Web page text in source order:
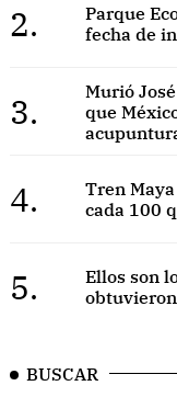
2.
Parque
fecha de
3.
Murió
que
4.
Tren
cada 100
5.
Ellos son
BUSCAR